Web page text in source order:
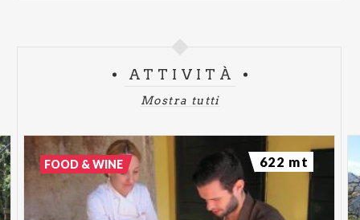
ATTIVITÀ
Mostra tutti
FOOD & WINE 622 mt